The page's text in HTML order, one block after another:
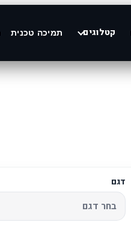
קטלוגים תמיכה טכנית
דגם